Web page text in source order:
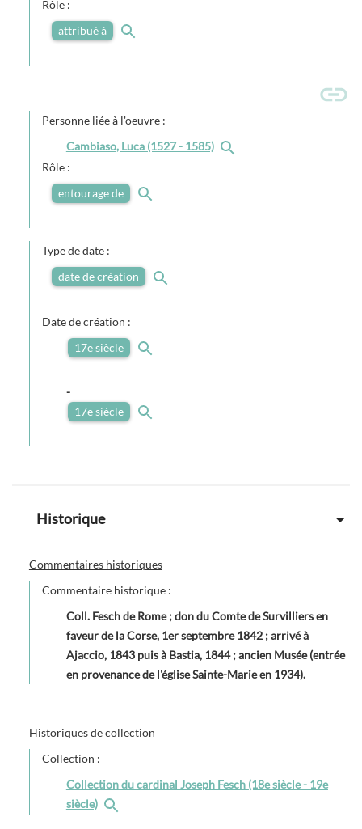
Rôle :
attribué à
Personne liée à l'oeuvre :
Cambiaso, Luca (1527 - 1585)
Rôle :
entourage de
Type de date :
date de création
Date de création :
17e siècle
-
17e siècle
Historique
Commentaires historiques
Commentaire historique :
Coll. Fesch de Rome ; don du Comte de Survilliers en
faveur de la Corse, 1er septembre 1842 ; arrivé à
Ajaccio, 1843 puis à Bastia, 1844 ; ancien Musée (entrée
en provenance de l'église Sainte-Marie en 1934).
Historiques de collection
Collection :
Collection du cardinal Joseph Fesch (18e siècle - 19e
siècle)